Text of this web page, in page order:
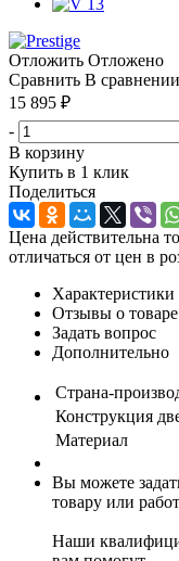
Отложить Отложено
Сравнить В сравнении
15 895 ₽
-
В корзину
Купить в 1 клик
Поделиться
Цена действительна
отличаться от цен в
Характеристики
Отзывы о товаре
Задать вопрос
Дополнительно
Страна-
Конструкция
Материал
Вы можете
товару или
Наши